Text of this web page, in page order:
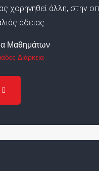
χορηγηθεί άλλη, στην
άδειας.
Μαθημάτων
Διάρκεια